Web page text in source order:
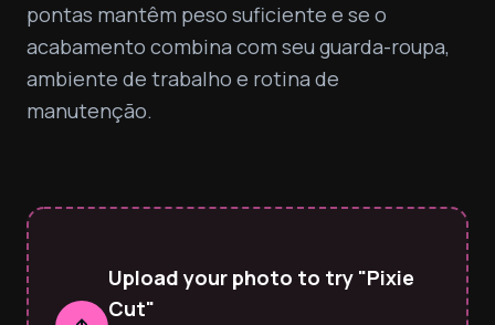
pontas mantêm peso suficiente e se o
acabamento combina com seu guarda-roupa,
ambiente de trabalho e rotina de
manutenção.
Upload your photo to try "Pixie
Cut"